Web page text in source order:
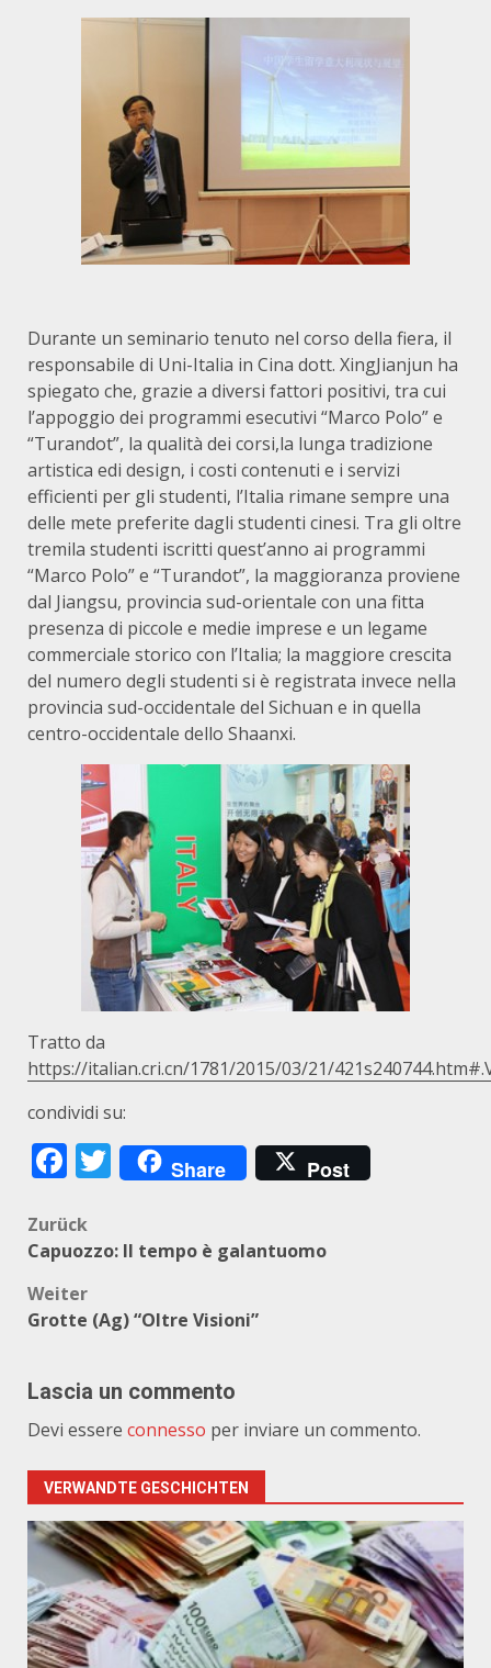
Durante un seminario tenuto nel corso della fiera, il
responsabile di Uni-Italia in Cina dott. XingJianjun ha
spiegato che, grazie a diversi fattori positivi, tra cui
l’appoggio dei programmi esecutivi “Marco Polo” e
“Turandot”, la qualità dei corsi,la lunga tradizione
artistica edi design, i costi contenuti e i servizi
efficienti per gli studenti, l’Italia rimane sempre una
delle mete preferite dagli studenti cinesi. Tra gli oltre
tremila studenti iscritti quest’anno ai programmi
“Marco Polo” e “Turandot”, la maggioranza proviene
dal Jiangsu, provincia sud-orientale con una fitta
presenza di piccole e medie imprese e un legame
commerciale storico con l’Italia; la maggiore crescita
del numero degli studenti si è registrata invece nella
provincia sud-occidentale del Sichuan e in quella
centro-occidentale dello Shaanxi.
Tratto da
https://italian.cri.cn/1781/2015/03/21/
condividi su:
Facebook
Twitter
Share Post
Beitragsnavigation
Zurück
Capuozzo: Il tempo è galantuomo
Weiter
Grotte (Ag) “Oltre Visioni”
Lascia un commento
Devi essere connesso per inviare un commento.
VERWANDTE GESCHICHTEN